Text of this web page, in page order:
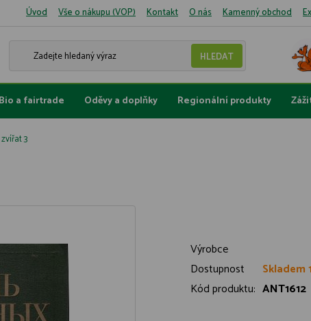
Úvod Vše o nákupu (VOP) Kontakt O nás Kamenný obchod
a fairtrade Oděvy a doplňky Regionální produkty
3
Výrobce
Dostupnost
Skladem
Kód produktu: ANT1612